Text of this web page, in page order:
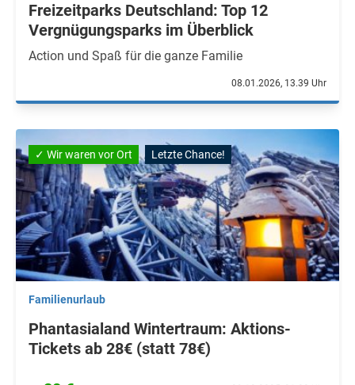
Freizeitparks Deutschland: Top 12
Vergnügungsparks im Überblick
Action und Spaß für die ganze Familie
08.01.2026, 13.39 Uhr
✓ Wir waren vor Ort Letzte Chance!
Familienurlaub
Phantasialand Wintertraum: Aktions-
Tickets ab 28€ (statt 78€)